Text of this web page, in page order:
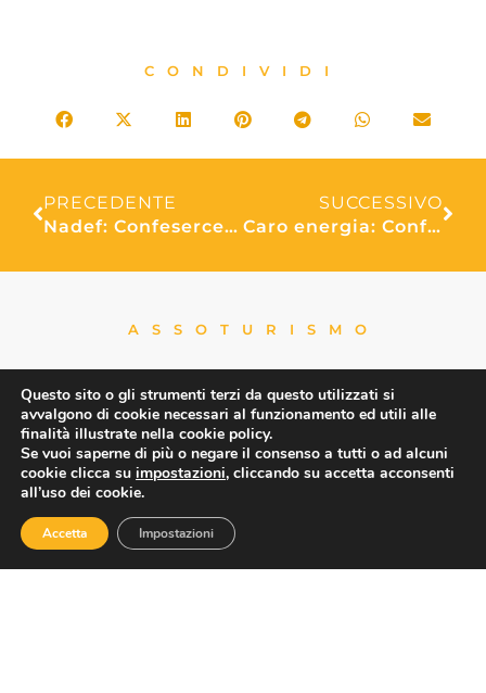
CONDIVIDI
PRECEDENTE
Nadef: Confesercenti, prospettive peggiorano, ripresa dei consumi rimandata al 2025
SUCCESSIVO
Caro energia: Confesercenti-SWG, il 36% delle PMI prevede di essere costretta ad aumentare i prezzi nei prossimi mesi
ASSOTURISMO
Contatti
Via Nazionale 60, Roma 00184
Questo sito o gli strumenti terzi da questo utilizzati si
avvalgono di cookie necessari al funzionamento ed utili alle
finalità illustrate nella cookie policy.
Se vuoi saperne di più o negare il consenso a tutti o ad alcuni
cookie clicca su impostazioni, cliccando su accetta acconsenti
all’uso dei cookie.
Accetta Impostazioni